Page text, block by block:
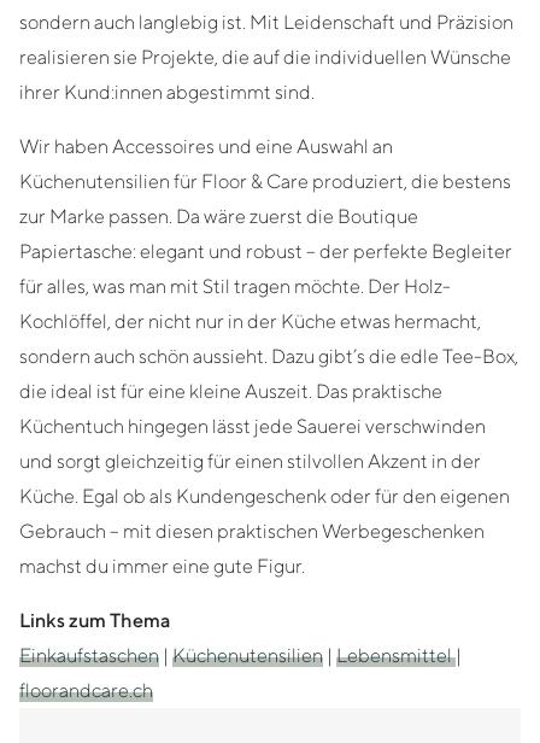
sondern auch langlebig ist. Mit Leidenschaft und Präzision
realisieren sie Projekte, die auf die individuellen Wünsche
ihrer Kund:innen abgestimmt sind.
Wir haben Accessoires und eine Auswahl an
Küchenutensilien für Floor & Care produziert, die bestens
zur Marke passen. Da wäre zuerst die Boutique
Papiertasche: elegant und robust – der perfekte Begleiter
für alles, was man mit Stil tragen möchte. Der Holz-
Kochlöffel, der nicht nur in der Küche etwas hermacht,
sondern auch schön aussieht. Dazu gibt’s die edle Tee-Box,
die ideal ist für eine kleine Auszeit. Das praktische
Küchentuch hingegen lässt jede Sauerei verschwinden
und sorgt gleichzeitig für einen stilvollen Akzent in der
Küche. Egal ob als Kundengeschenk oder für den eigenen
Gebrauch – mit diesen praktischen Werbegeschenken
machst du immer eine gute Figur.
Links zum Thema
Einkaufstaschen | Küchenutensilien | Lebensmittel|
floorandcare.ch